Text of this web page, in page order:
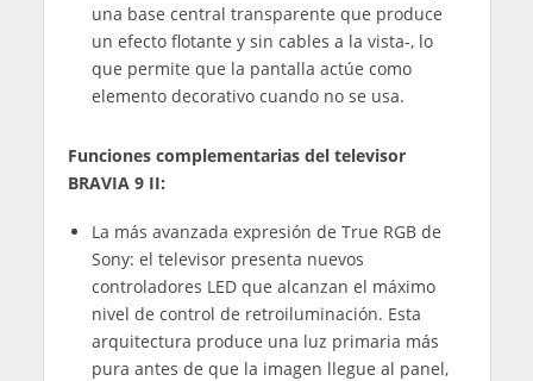
una base central transparente que produce
un efecto flotante y sin cables a la vista‑, lo
que permite que la pantalla actúe como
elemento decorativo cuando no se usa.
Funciones complementarias del televisor
BRAVIA 9 II:
La más avanzada expresión de True RGB de
Sony: el televisor presenta nuevos
controladores LED que alcanzan el máximo
nivel de control de retroiluminación. Esta
arquitectura produce una luz primaria más
pura antes de que la imagen llegue al panel,